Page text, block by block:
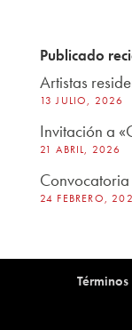
Publicado
Artistas
13 JULIO, 2026
Invitación a
21 ABRIL, 2026
24 FEBRERO,